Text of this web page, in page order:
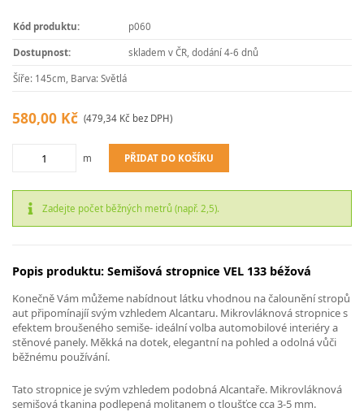
Kód produktu: p060
Dostupnost: skladem v ČR, dodání 4-6 dnů
Šíře: 145cm, Barva: Světlá
580,00 Kč (479,34 Kč bez DPH)
m PŘIDAT DO KOŠÍKU
Zadejte počet běžných metrů (např. 2,5).
Popis produktu: Semišová stropnice VEL 133 béžová
Konečně Vám můžeme nabídnout látku vhodnou na čalounění stropů
aut připomínajíí svým vzhledem Alcantaru. Mikrovláknová stropnice s
efektem broušeného semiše- ideální volba automobilové interiéry a
stěnové panely. Měkká na dotek, elegantní na pohled a odolná vůči
běžnému používání.
Tato stropnice je svým vzhledem podobná Alcantaře. Mikrovláknová
semišová tkanina podlepená molitanem o tloušťce cca 3-5 mm.